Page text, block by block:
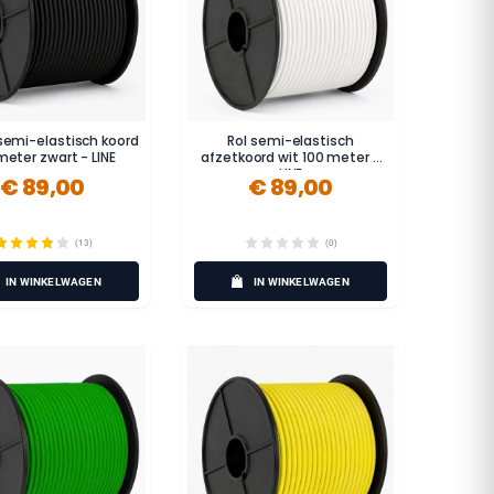
elastisch koord
zwart - LINE
€ 89,00
(13)
IN WINKELWAGEN
Rol semi-elastisch
afzetkoord wit 100 meter -
LINE
€ 89,00
(0)
IN WINKELWAGEN